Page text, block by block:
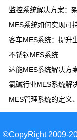
监控系统解决方案：
MES系统如何实现可
客车MES系统：提升
不锈钢MES系统
达能MES系统解决方
氯碱行业MES系统解
MES管理系统的定义
©CopyRight 2009-